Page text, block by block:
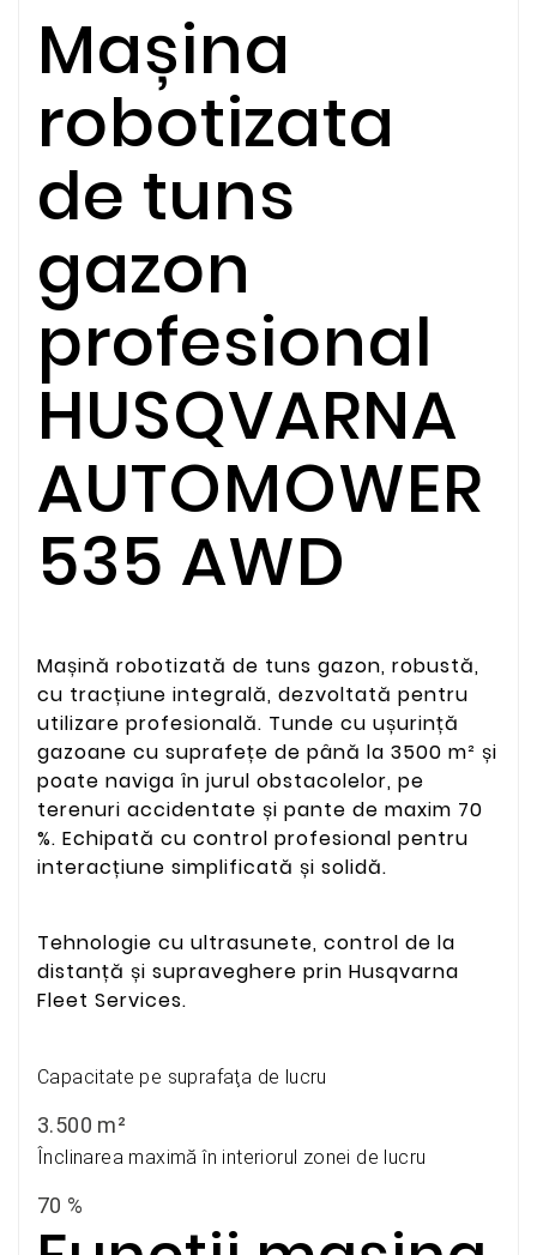
Mașina
robotizata
de tuns
gazon
profesional
HUSQVARNA
AUTOMOWER
535 AWD
Mașină robotizată de tuns gazon, robustă,
cu tracțiune integrală, dezvoltată pentru
utilizare profesională. Tunde cu ușurință
gazoane cu suprafețe de până la 3500 m² și
poate naviga în jurul obstacolelor, pe
terenuri accidentate și pante de maxim 70
%. Echipată cu control profesional pentru
interacțiune simplificată și solidă.
Tehnologie cu ultrasunete, control de la
distanță și supraveghere prin Husqvarna
Fleet Services.
Capacitate pe suprafaţa de lucru
3.500 m²
Înclinarea maximă în interiorul zonei de lucru
70 %